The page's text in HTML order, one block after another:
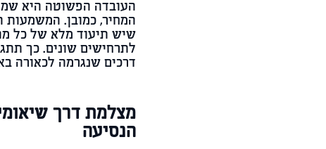
העובדה הפשוטה היא
המחיר, כמובן.
שיש תיעוד מלא של כל מה
לתרחישים שונים. כך
דרכים שנגרמה לכאורה
מצלמת דרך
הנסיעה